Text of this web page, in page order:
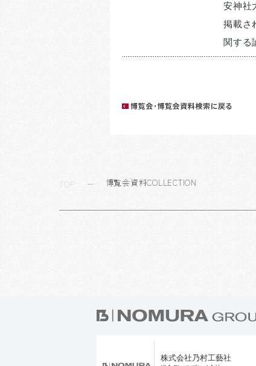
安神社
掲載さ
関する
TOP 博覧会資料COLLECTION
株式会社乃村工藝社